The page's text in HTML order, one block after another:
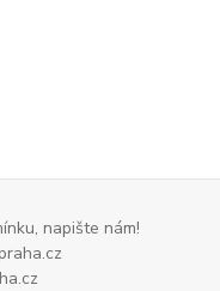
napište nám!